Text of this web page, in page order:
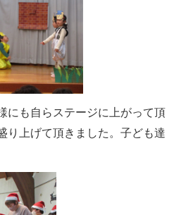
にも自らステージに上がって頂
り上げて頂きました。子ども達